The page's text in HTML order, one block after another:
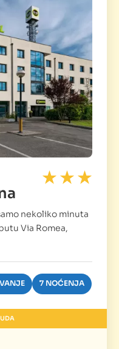
nekoliko minuta
Via Romea,
7 NOĆENJA